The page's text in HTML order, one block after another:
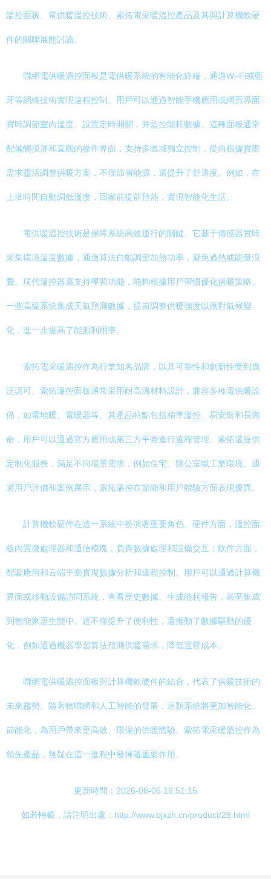
溫控面板、電供暖溫控技術、索拓電采暖溫控產品及其與計算機軟硬
件的關聯展開討論。
聯網電供暖溫控面板是電供暖系統的智能化終端，通過Wi-Fi或藍
牙等網絡技術實現遠程控制。用戶可以通過智能手機應用或網頁界面
實時調節室內溫度、設置定時開關，并監控能耗數據。這種面板通常
配備觸摸屏和直觀的操作界面，支持多區域獨立控制，從而根據實際
需求靈活調整供暖方案，不僅節省能源，還提升了舒適度。例如，在
上班時間自動調低溫度，回家前提前預熱，實現智能化生活。
電供暖溫控技術是保障系統高效運行的關鍵。它基于傳感器實時
采集環境溫度數據，通過算法自動調節加熱功率，避免過熱或能量浪
費。現代溫控器還支持學習功能，能夠根據用戶習慣優化供暖策略。
一些高級系統集成天氣預測數據，提前調整供暖強度以應對氣候變
化，進一步提高了能源利用率。
索拓電采暖溫控作為行業知名品牌，以其可靠性和創新性受到廣
泛認可。索拓溫控面板通常采用耐高溫材料設計，兼容多種電供暖設
備，如電地暖、電暖器等。其產品特點包括精準溫控、易安裝和長壽
命，用戶可以通過官方應用或第三方平臺進行遠程管理。索拓還提供
定制化服務，滿足不同場景需求，例如住宅、辦公室或工業環境。通
過用戶評價和案例展示，索拓溫控在節能和用戶體驗方面表現優異。
計算機軟硬件在這一系統中扮演著重要角色。硬件方面，溫控面
板內置微處理器和通信模塊，負責數據處理和設備交互；軟件方面，
配套應用和云端平臺實現數據分析和遠程控制。用戶可以通過計算機
界面或移動設備訪問系統，查看歷史數據、生成能耗報告，甚至集成
到智能家居生態中。這不僅提升了便利性，還推動了數據驅動的優
化，例如通過機器學習算法預測供暖需求，降低運營成本。
聯網電供暖溫控面板與計算機軟硬件的結合，代表了供暖技術的
未來趨勢。隨著物聯網和人工智能的發展，這類系統將更加智能化、
節能化，為用戶帶來更高效、環保的供暖體驗。索拓電采暖溫控作為
領先產品，無疑在這一進程中發揮著重要作用。
更新時間：2026-08-06 16:51:15
如若轉載，請注明出處：http://www.bjxzh.cn/product/28.html